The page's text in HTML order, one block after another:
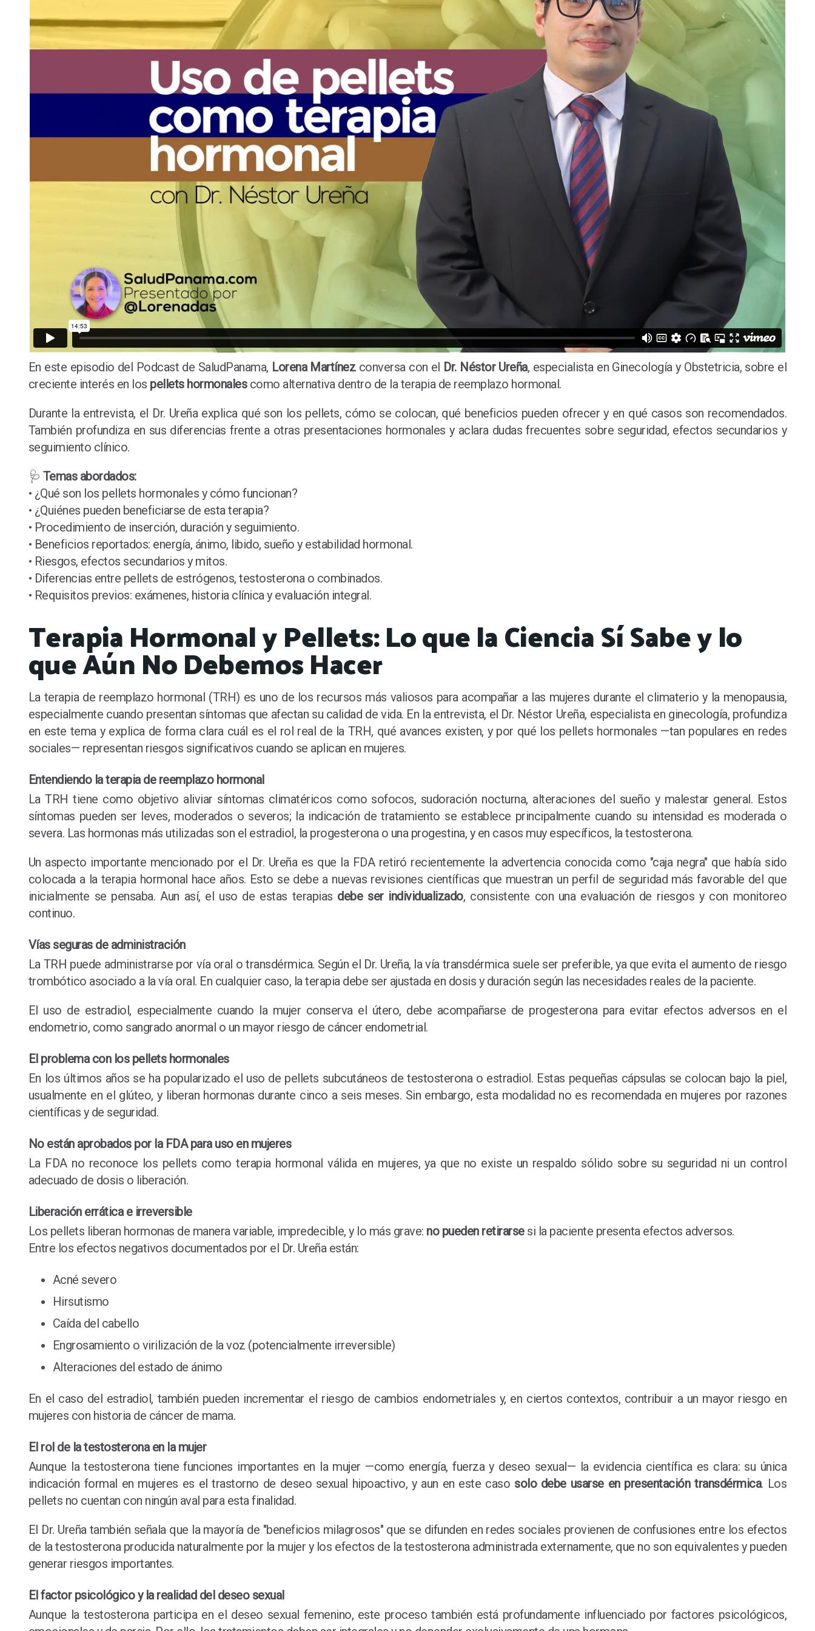
En este episodio del Podcast de SaludPanama, Lorena Martínezconversa con el Dr. Néstor Ureña, especialista en Ginecología y Obstetricia, sobre el
creciente interés en los pellets hormonalescomo alternativa dentro de la terapia de reemplazo hormonal.
Durante la entrevista, el Dr. Ureña explica qué son los pellets, cómo se colocan, qué beneficios pueden ofrecer y en qué casos son recomendados.
También profundiza en sus diferencias frente a otras presentaciones hormonales y aclara dudas frecuentes sobre seguridad, efectos secundarios y
seguimiento clínico.
🩺 Temas abordados:
• ¿Qué son los pellets hormonales y cómo funcionan?
• ¿Quiénes pueden beneficiarse de esta terapia?
• Procedimiento de inserción, duración y seguimiento.
• Beneficios reportados: energía, ánimo, libido, sueño y estabilidad hormonal.
• Riesgos, efectos secundarios y mitos.
• Diferencias entre pellets de estrógenos, testosterona o combinados.
• Requisitos previos: exámenes, historia clínica y evaluación integral.
Terapia Hormonal y Pellets: Lo que la Ciencia Sí Sabe y lo
que Aún No Debemos Hacer
La terapia de reemplazo hormonal (TRH) es uno de los recursos más valiosos para acompañar a las mujeres durante el climaterio y la menopausia,
especialmente cuando presentan síntomas que afectan su calidad de vida. En la entrevista, el Dr. Néstor Ureña, especialista en ginecología, profundiza
en este tema y explica de forma clara cuál es el rol real de la TRH, qué avances existen, y por qué los pellets hormonales —tan populares en redes
sociales— representan riesgos significativos cuando se aplican en mujeres.
Entendiendo la terapia de reemplazo hormonal
La TRH tiene como objetivo aliviar síntomas climatéricos como sofocos, sudoración nocturna, alteraciones del sueño y malestar general. Estos
síntomas pueden ser leves, moderados o severos; la indicación de tratamiento se establece principalmente cuando su intensidad es moderada o
severa. Las hormonas más utilizadas son el estradiol, la progesterona o una progestina, y en casos muy específicos, la testosterona.
Un aspecto importante mencionado por el Dr. Ureña es que la FDA retiró recientemente la advertencia conocida como "caja negra" que había sido
colocada a la terapia hormonal hace años. Esto se debe a nuevas revisiones científicas que muestran un perfil de seguridad más favorable del que
inicialmente se pensaba. Aun así, el uso de estas terapias debe ser individualizado, consistente con una evaluación de riesgos y con monitoreo
continuo.
Vías seguras de administración
La TRH puede administrarse por vía oral o transdérmica. Según el Dr. Ureña, la vía transdérmica suele ser preferible, ya que evita el aumento de riesgo
trombótico asociado a la vía oral. En cualquier caso, la terapia debe ser ajustada en dosis y duración según las necesidades reales de la paciente.
El uso de estradiol, especialmente cuando la mujer conserva el útero, debe acompañarse de progesterona para evitar efectos adversos en el
endometrio, como sangrado anormal o un mayor riesgo de cáncer endometrial.
El problema con los pellets hormonales
En los últimos años se ha popularizado el uso de pellets subcutáneos de testosterona o estradiol. Estas pequeñas cápsulas se colocan bajo la piel,
usualmente en el glúteo, y liberan hormonas durante cinco a seis meses. Sin embargo, esta modalidad no es recomendada en mujeres por razones
científicas y de seguridad.
No están aprobados por la FDA para uso en mujeres
La FDA no reconoce los pellets como terapia hormonal válida en mujeres, ya que no existe un respaldo sólido sobre su seguridad ni un control
adecuado de dosis o liberación.
Liberación errática e irreversible
Los pellets liberan hormonas de manera variable, impredecible, y lo más grave: no pueden retirarsesi la paciente presenta efectos adversos.
Entre los efectos negativos documentados por el Dr. Ureña están:
Acné severo
Hirsutismo
Caída del cabello
Engrosamiento o virilización de la voz (potencialmente irreversible)
Alteraciones del estado de ánimo
En el caso del estradiol, también pueden incrementar el riesgo de cambios endometriales y, en ciertos contextos, contribuir a un mayor riesgo en
mujeres con historia de cáncer de mama.
El rol de la testosterona en la mujer
Aunque la testosterona tiene funciones importantes en la mujer —como energía, fuerza y deseo sexual— la evidencia científica es clara: su única
indicación formal en mujeres es el trastorno de deseo sexual hipoactivo, y aun en este caso solo debe usarse en presentación transdérmica. Los
pellets no cuentan con ningún aval para esta finalidad.
El Dr. Ureña también señala que la mayoría de "beneficios milagrosos" que se difunden en redes sociales provienen de confusiones entre los efectos
de la testosterona producida naturalmente por la mujer y los efectos de la testosterona administrada externamente, que no son equivalentes y pueden
generar riesgos importantes.
El factor psicológico y la realidad del deseo sexual
Aunque la testosterona participa en el deseo sexual femenino, este proceso también está profundamente influenciado por factores psicológicos,